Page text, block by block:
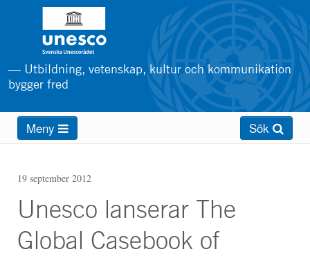
huvudinnehåll
— Utbildning, vetenskap, kultur och kommunikation
bygger fred
Main
menuMeny Sök
19 september 2012
Unesco lanserar The
Global Casebook of